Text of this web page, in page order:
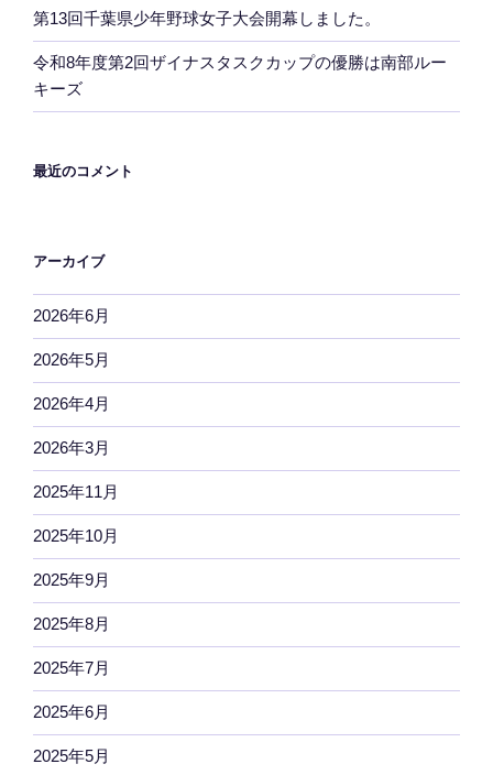
第13回千葉県少年野球女子大会開幕しました。
令和8年度第2回ザイナスタスクカップの優勝は南部ルー
キーズ
最近のコメント
アーカイブ
2026年6月
2026年5月
2026年4月
2026年3月
2025年11月
2025年10月
2025年9月
2025年8月
2025年7月
2025年6月
2025年5月